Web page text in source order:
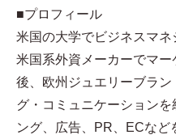
■プロフィール​
米国の大学でビジネスマ
米国系外資メーカーでマ
後、欧州ジュエリーブラ
グ・コミュニケーション
ング、広告、PR、ECなど